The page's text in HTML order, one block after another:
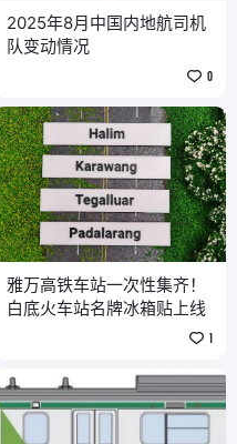
2025年8月中国内地航司机
队变动情况
0
雅万高铁车站一次性集齐！
白底火车站名牌冰箱贴上线
1